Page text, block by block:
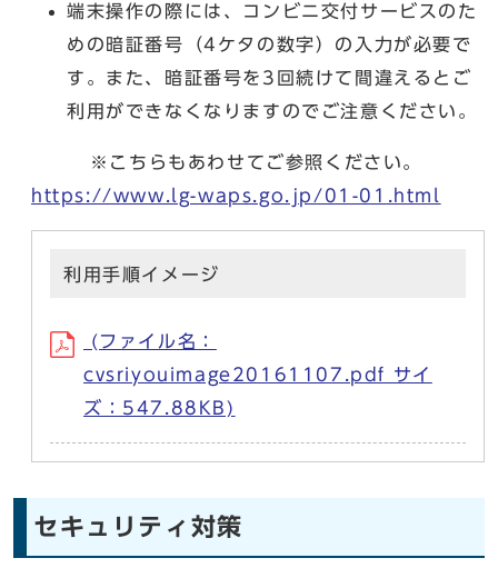
端末操作の際には、コンビニ交付サービスのた
めの暗証番号（4ケタの数字）の入力が必要で
す。また、暗証番号を3回続けて間違えるとご
利用ができなくなりますのでご注意ください。
※こちらもあわせてご参照ください。
https://www.lg-waps.go.jp/01-01.html
利用手順イメージ
(ファイル名：
cvsriyouimage20161107.pdf サイ
ズ：547.88KB)
セキュリティ対策